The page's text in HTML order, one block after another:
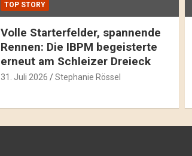
TOP STORY
Volle Starterfelder, spannende
Rennen: Die IBPM begeisterte
erneut am Schleizer Dreieck
31. Juli 2026 Stephanie Rössel